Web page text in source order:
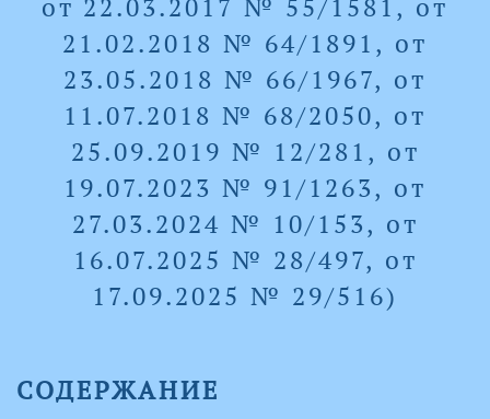
от 22.03.2017 № 55/1581, от
21.02.2018 № 64/1891, от
23.05.2018 № 66/1967, от
11.07.2018 № 68/2050, от
25.09.2019 № 12/281, от
19.07.2023 № 91/1263, от
27.03.2024 № 10/153, от
16.07.2025 № 28/497, от
17.09.2025 № 29/516)
СОДЕРЖАНИЕ